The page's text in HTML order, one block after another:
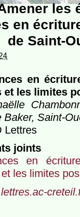
les
en
de Saint-
en
et les limites
Baker, Saint-
Lettres
joints
en
les limites
lettres.ac-